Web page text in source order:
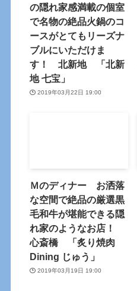
の隠れ家感満載の個室
で名物の絶品火鍋のコ
ースがとてもリーズナ
ブルにいただけま
す！ 北新地 「北新
地 七宝」
2019年03月22日 19:00
Ｍのディナー お洒落
な空間で絶品の厳選黒
毛和牛が堪能できる隠
れ家のようなお店！
心斎橋 「炙り焼肉
Dining じゅう」
2019年03月19日 19:00